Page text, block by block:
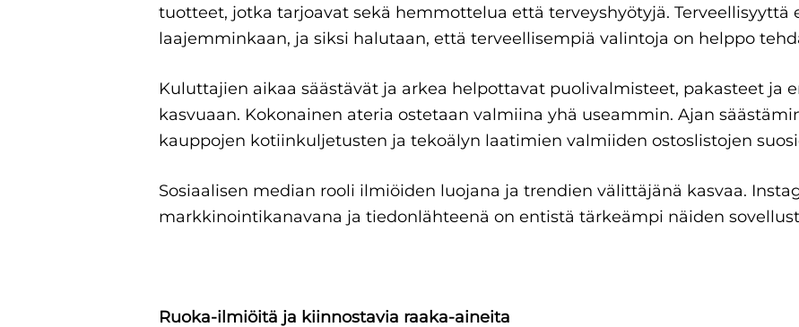
tuotteet, jotka tarjoavat sekä hemmottelua että terveyshyötyjä. Terveellisyyttä
laajemminkaan, ja siksi halutaan, että terveellisempiä valintoja on helppo
Kuluttajien aikaa säästävät ja arkea helpottavat puolivalmisteet, pakasteet ja
kasvuaan. Kokonainen ateria ostetaan valmiina yhä useammin. Ajan
kauppojen kotiinkuljetusten ja tekoälyn laatimien valmiiden ostoslistojen
Sosiaalisen median rooli ilmiöiden luojana ja trendien välittäjänä kasvaa.
markkinointikanavana ja tiedonlähteenä on entistä tärkeämpi näiden
Ruoka-ilmiöitä ja kiinnostavia raaka-aineita